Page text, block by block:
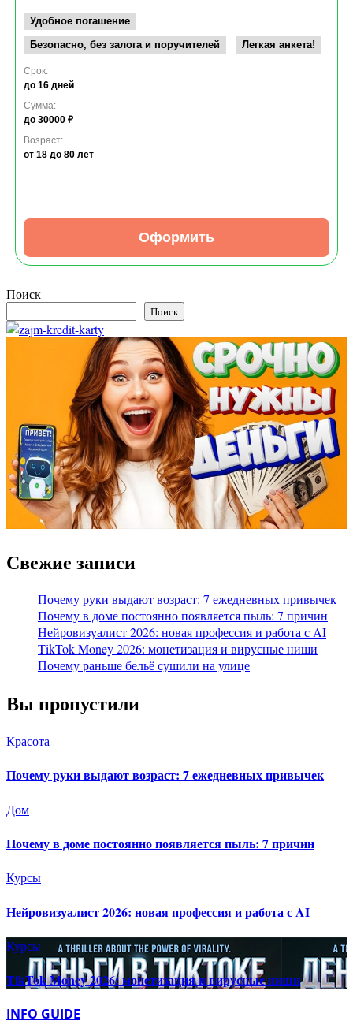
Удобное погашение
Безопасно, без залога и поручителей
Легкая анкета!
Срок:
до 16 дней
Сумма:
до 30000 ₽
Возраст:
от 18 до 80 лет
Оформить
Поиск
Поиск
Свежие записи
Почему руки выдают возраст: 7 ежедневных привычек
Почему в доме постоянно появляется пыль: 7 причин
Нейровизуалист 2026: новая профессия и работа с AI
TikTok Money 2026: монетизация и вирусные ниши
Почему раньше бельё сушили на улице
Вы пропустили
Красота
Почему руки выдают возраст: 7 ежедневных привычек
Дом
Почему в доме постоянно появляется пыль: 7 причин
Курсы
Нейровизуалист 2026: новая профессия и работа с AI
Курсы
TikTok Money 2026: монетизация и вирусные ниши
INFO GUIDE